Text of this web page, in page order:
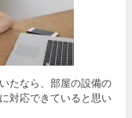
たなら、部屋の設備の
対応できていると思い